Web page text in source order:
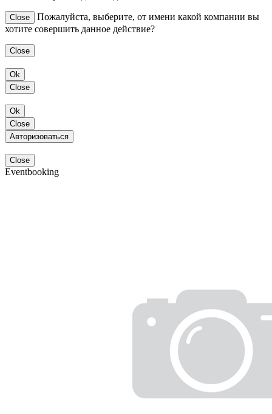
Close
Пожалуйста, выберите, от имени какой компании вы
хотите совершить данное действие?
Close
Ok
Close
Ok
Close
Авторизоваться
Close
Eventbooking